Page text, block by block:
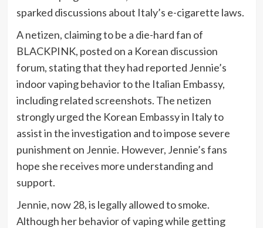
sparked discussions about Italy’s e-cigarette laws.
A netizen, claiming to be a die-hard fan of
BLACKPINK, posted on a Korean discussion
forum, stating that they had reported Jennie’s
indoor vaping behavior to the Italian Embassy,
including related screenshots. The netizen
strongly urged the Korean Embassy in Italy to
assist in the investigation and to impose severe
punishment on Jennie. However, Jennie’s fans
hope she receives more understanding and
support.
Jennie, now 28, is legally allowed to smoke.
Although her behavior of vaping while getting